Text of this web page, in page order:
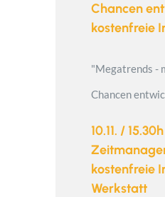
Chancen
kostenfreie
"Megatrends -
Chancen
10.11. /
kostenfreie
Werkstatt